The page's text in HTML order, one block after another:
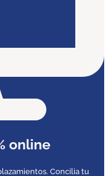
online
Concilia tu